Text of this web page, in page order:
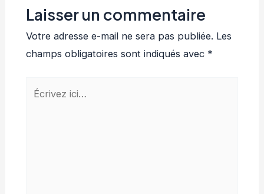
Laisser un commentaire
Votre adresse e-mail ne sera pas publiée. Les
champs obligatoires sont indiqués avec *
Écrivez